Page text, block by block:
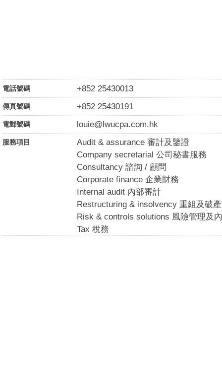
電話號碼 +852 25430013
傳真號碼 +852 25430191
電郵號碼 louie@lwucpa.com.hk
服務項目
Audit & assurance 審計及鑒證
Company secretarial 公司秘書服務
Consultancy 諮詢 / 顧問
Corporate finance 企業財務
Internal audit 內部審計
Restructuring & insolvency 重組及破
Risk & controls solutions 風險管理及
Tax 稅務